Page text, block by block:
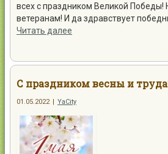
всех с праздником Великой Победы!
ветеранам! И да здравствует
Читать далее
С праздником весны и
01.05.2022 YaCity